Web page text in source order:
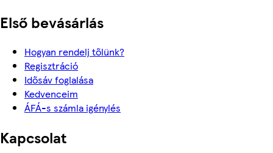
Első bevásárlás
Hogyan rendelj tőlünk?
Regisztráció
Idősáv foglalása
Kedvenceim
ÁFÁ-s számla igénylés
Kapcsolat